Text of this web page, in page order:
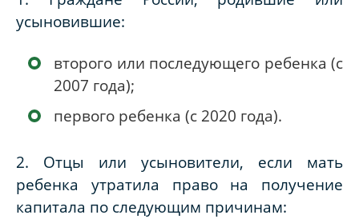
усыновившие:
второго или последующего ребенка (с
2007 года);
первого ребенка (с 2020 года).
2. Отцы или усыновители, если мать
ребенка утратила право на получение
капитала по следующим причинам: